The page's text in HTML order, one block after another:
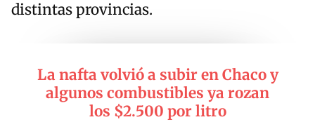
distintas provincias.
La nafta volvió a subir en Chaco y
algunos combustibles ya rozan
los $2.500 por litro